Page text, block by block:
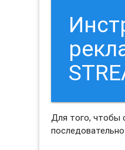
Для того, чтобы